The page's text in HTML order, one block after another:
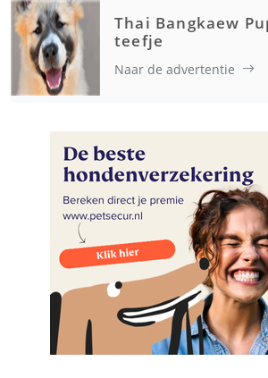
Thai Bangkaew
teefje
Naar de advertentie